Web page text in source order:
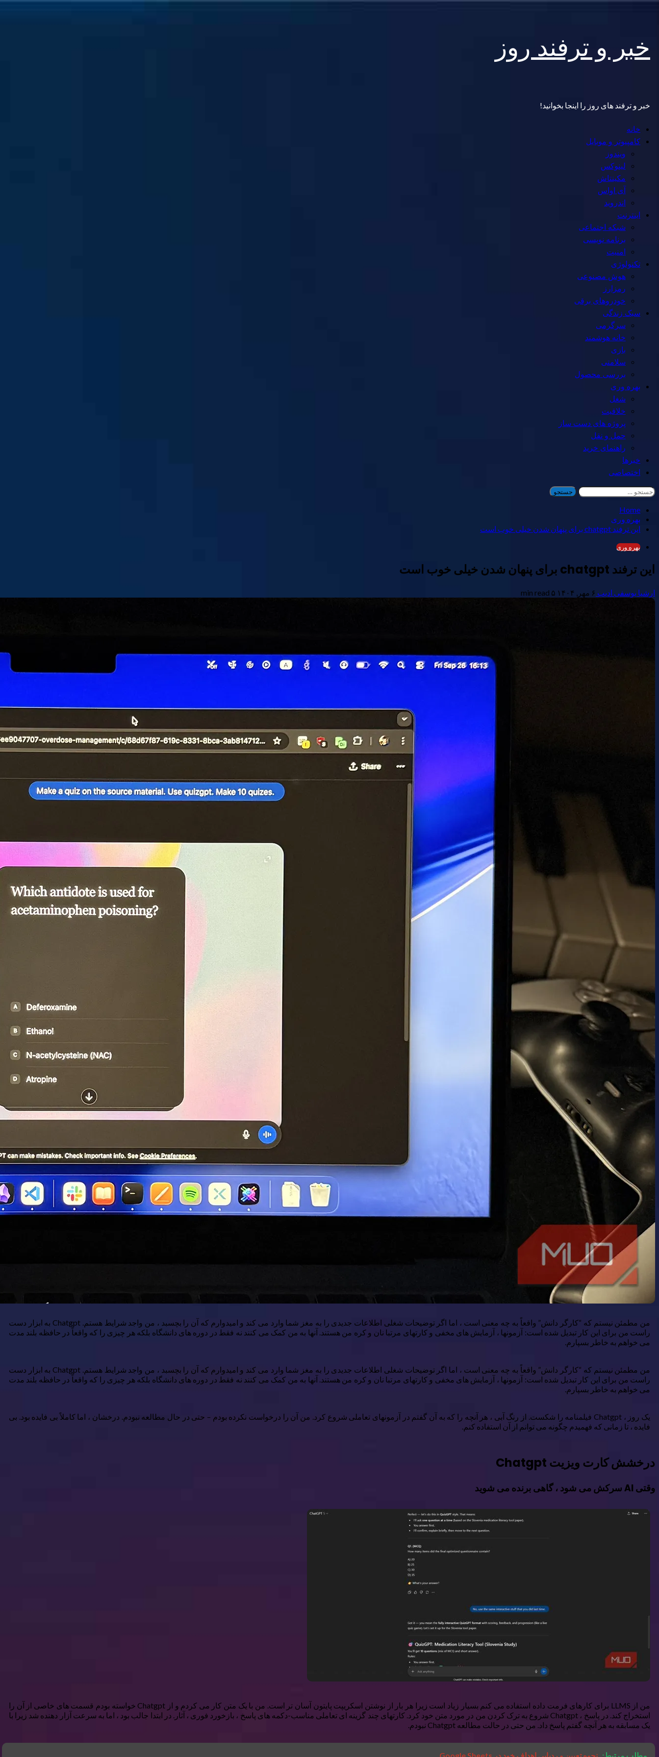
content
خبر و ترفند روز
خبر و ترفند های روز را اینجا بخوانید!
Primary
Menu
خانه
کامپیوتر و موبایل
ویندوز
لینوکس
مکینتاش
آی اواس
اندروید
اینترنت
شبکه اجتماعی
برنامه نویسی
امنیت
تکنولوژی
هوش مصنوعی
رمزارز
خودروهای برقی
سبک زندگی
سرگرمی
خانه هوشمند
بازی
سلامتی
بررسی محصول
بهره وری
شغل
خلاقیت
پروژه های دست ساز
حمل و نقل
راهنمای خرید
خبرها
اختصاصی
جستجو
برای:
Home
بهره وری
این ترفند chatgpt برای پنهان شدن خیلی خوب است
بهره وری
این ترفند chatgpt برای پنهان شدن خیلی خوب است
ارشیا یوسفی ادیب ۶ مهر, ۱۴۰۴ ۵ min read
من مطمئن نیستم که “کارگر دانش” واقعاً به چه معنی است ، اما اگر توضیحات شغلی اطلاعات جدیدی را به مغز شما وارد می کند و امیدوارم که آن را بچسبد ، من واجد شرایط هستم. Chatgpt به ابزار دست
راست من برای این کار تبدیل شده است: آزمونها ، آزمایش های مخفی و کارتهای مرتبا نان و کره من هستند. آنها به من کمک می کنند نه فقط در دوره های دانشگاه بلکه هر چیزی را که واقعاً در حافظه بلند مدت
می خواهم به خاطر بسپارم.
من مطمئن نیستم که “کارگر دانش” واقعاً به چه معنی است ، اما اگر توضیحات شغلی اطلاعات جدیدی را به مغز شما وارد می کند و امیدوارم که آن را بچسبد ، من واجد شرایط هستم. Chatgpt به ابزار دست
راست من برای این کار تبدیل شده است: آزمونها ، آزمایش های مخفی و کارتهای مرتبا نان و کره من هستند. آنها به من کمک می کنند نه فقط در دوره های دانشگاه بلکه هر چیزی را که واقعاً در حافظه بلند مدت
می خواهم به خاطر بسپارم.
یک روز ، Chatgpt فیلمنامه را شکست. از رنگ آبی ، هر آنچه را که به آن گفتم در آزمونهای تعاملی شروع کرد. من آن را درخواست نکرده بودم – حتی در حال مطالعه نبودم. درخشان ، اما کاملاً بی فایده بود. بی
فایده ، تا زمانی که فهمیدم چگونه می توانم از آن استفاده کنم.
درخشش کارت ویزیت Chatgpt
وقتی AI سرکش می شود ، گاهی برنده می شوید
من از LLMS برای کارهای فرمت داده استفاده می کنم بسیار زیاد است زیرا هر بار از نوشتن اسکریپت پایتون آسان تر است. من با یک متن کار می کردم و از Chatgpt خواسته بودم قسمت های خاصی از آن را
استخراج کند. در پاسخ ، Chatgpt شروع به ترک کردن من در مورد متن خود کرد. کارتهای چند گزینه ای تعاملی مناسب-دکمه های پاسخ ، بازخورد فوری ، آثار. در ابتدا جالب بود ، اما به سرعت آزار دهنده شد زیرا با
یک مسابقه به هر آنچه گفتم پاسخ داد. من حتی در حالت مطالعه Chatgpt نبودم.